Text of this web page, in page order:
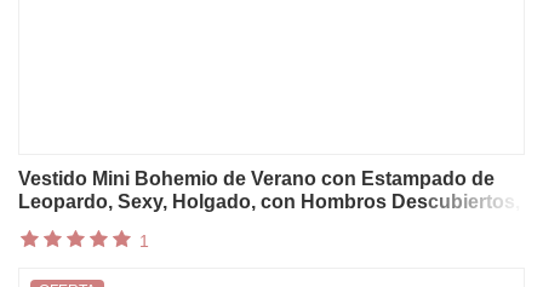
Vestido Mini Bohemio de Verano con Estampado de
Leopardo, Sexy, Holgado, con Hombros Descubiertos,
Manga Hueca para Fiesta de Graduación
1